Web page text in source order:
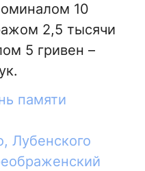
10
2,5 тысячи
5 гривен –
памяти
Лубенского